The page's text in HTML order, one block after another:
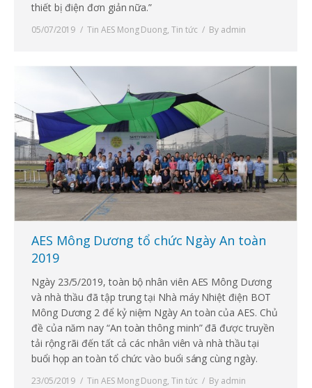
thiết bị điện đơn giản nữa.”
05/07/2019 Tin AES Mong Duong, Tin tức By admin
AES Mông Dương tổ chức Ngày An toàn
2019
Ngày 23/5/2019, toàn bộ nhân viên AES Mông Dương
và nhà thầu đã tập trung tại Nhà máy Nhiệt điện BOT
Mông Dương 2 để kỷ niệm Ngày An toàn của AES. Chủ
đề của năm nay “An toàn thông minh” đã được truyền
tải rộng rãi đến tất cả các nhân viên và nhà thầu tại
buổi họp an toàn tổ chức vào buổi sáng cùng ngày.
23/05/2019 Tin AES Mong Duong, Tin tức By admin